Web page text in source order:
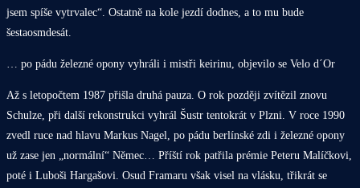
jsem spíše vytrvalec“. Ostatně na kole jezdí dodnes, a to mu bude
šestaosmdesát.
… po pádu železné opony vyhráli i mistři keirinu, objevilo se Velo d´Or
Až s letopočtem 1987 přišla druhá pauza. O rok později zvítězil znovu
Schulze, při další rekonstrukci vyhrál Šustr tentokrát v Plzni. V roce 1990
zvedl ruce nad hlavu Markus Nagel, po pádu berlínské zdi i železné opony
už zase jen „normální“ Němec… Příští rok patřila prémie Peteru Malíčkovi,
poté i Luboši Hargašovi. Osud Framaru však visel na vlásku, třikrát se